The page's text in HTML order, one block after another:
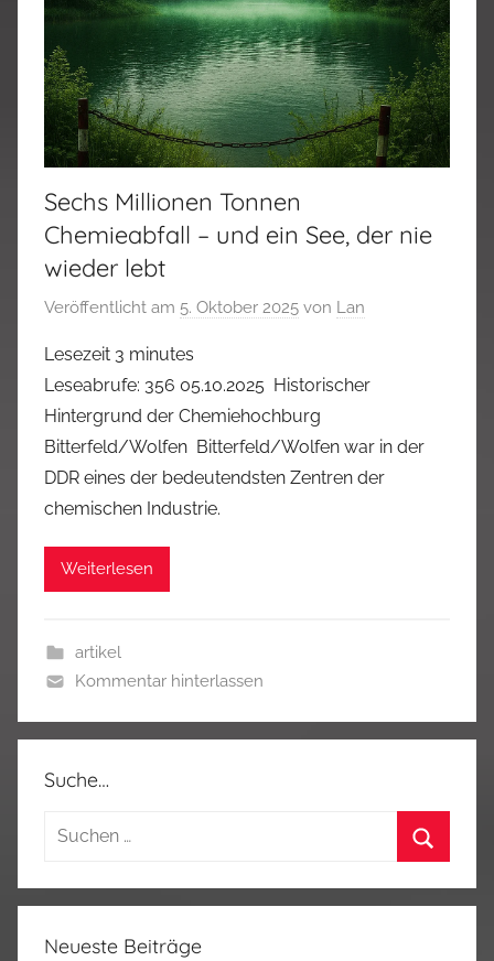
Sechs Millionen Tonnen
Chemieabfall – und ein See, der nie
wieder lebt
Veröffentlicht am 5. Oktober 2025 von Lan
Lesezeit 3 minutes
Leseabrufe: 356 05.10.2025 Historischer
Hintergrund der Chemiehochburg
Bitterfeld/Wolfen Bitterfeld/Wolfen war in der
DDR eines der bedeutendsten Zentren der
chemischen Industrie.
Weiterlesen
artikel
Kommentar hinterlassen
Suche…
Suchen
Neueste Beiträge